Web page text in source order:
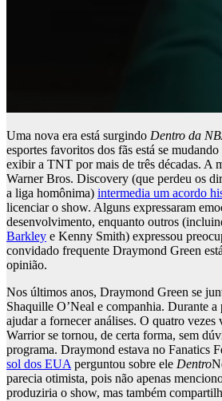
Uma nova era está surgindo Dentro da
esportes favoritos dos fãs está se
exibir a TNT por mais de três décadas. A
Warner Bros. Discovery (que perdeu os
a liga homônima) intermedia um acordo
licenciar o show. Alguns expressaram
desenvolvimento, enquanto outros
Barkley e Kenny Smith) expressou
convidado frequente Draymond Green
opinião.
Nos últimos anos, Draymond Green se
Shaquille O’Neal e companhia. Durante a
ajudar a fornecer análises. O quatro
Warrior se tornou, de certa forma, sem
programa. Draymond estava no Fanatics
sol dos EUAperguntou sobre ele Dentro
parecia otimista, pois não apenas
produziria o show, mas também